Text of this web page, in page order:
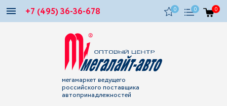
+7 (495) 36-36-678 0 0 0
мегамаркет ведущего
российского поставщика
автопринадлежностей